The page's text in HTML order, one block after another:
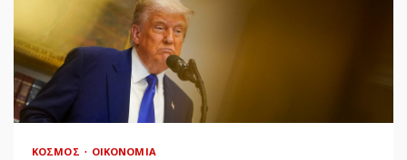
ΚΌΣΜΟΣ ΟΙΚΟΝΟΜΊΑ